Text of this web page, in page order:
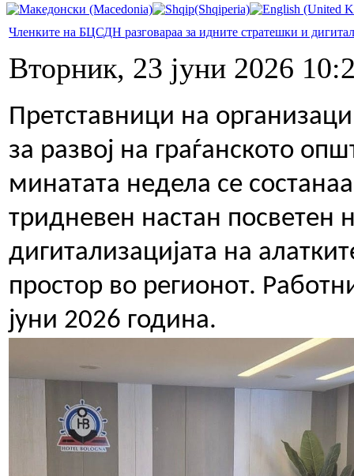
Членките на БЦСДН разговараа за идните стратешки и
Вторник, 23 јуни 2026
Претставници на
за развој на граѓанското
минатата недела се
тридневен настан посветен
дигитализацијата на
простор во регионот.
јуни 2026 година.